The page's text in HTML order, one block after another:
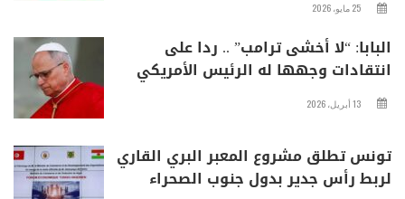
25 مايو، 2026
البابا: “لا أخشى ترامب” .. ردا على
انتقادات وجهها له الرئيس الأمريكي
13 أبريل، 2026
تونس تطلق مشروع المعبر البري القاري
لربط رأس جدير بدول جنوب الصحراء